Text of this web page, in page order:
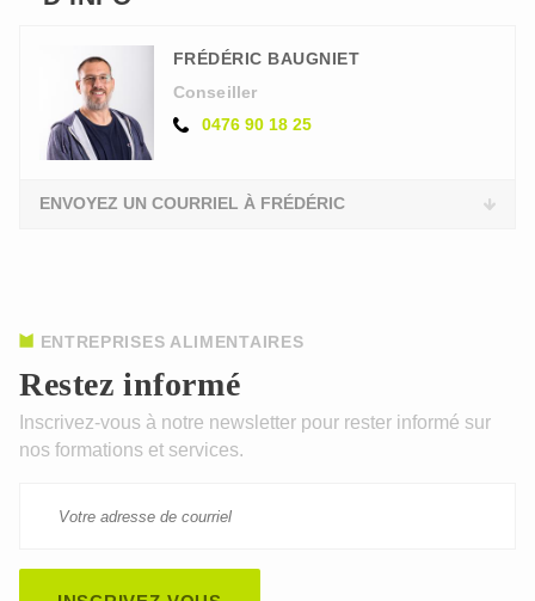
FRÉDÉRIC BAUGNIET
Conseiller
0476 90 18 25
ENVOYEZ UN COURRIEL À FRÉDÉRIC
Restez informé
ENTREPRISES ALIMENTAIRES
Inscrivez-vous à notre newsletter pour rester informé sur
nos formations et services.